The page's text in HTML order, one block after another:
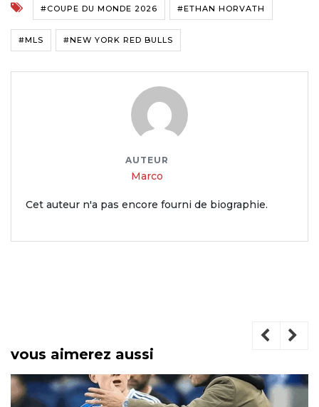
#COUPE DU MONDE 2026 #ETHAN HORVATH
#MLS #NEW YORK RED BULLS
AUTEUR
Marco
Cet auteur n'a pas encore fourni de biographie.
vous aimerez aussi